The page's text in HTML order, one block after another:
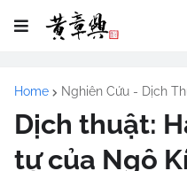
Home Nghiên Cứu - Dịch
Dịch thuật:
tự của Ngô